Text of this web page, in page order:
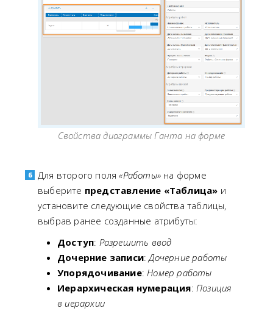
Свойства диаграммы Ганта на форме
Для второго поля«Работы» на форме
выберите представление «Таблица» и
установите следующие свойства таблицы,
выбрав ранее созданные атрибуты:
Доступ: Разрешить ввод
Дочерние записи:Дочерние работы
Упорядочивание: Номер работы
Иерархическая нумерация: Позиция
в иерархии